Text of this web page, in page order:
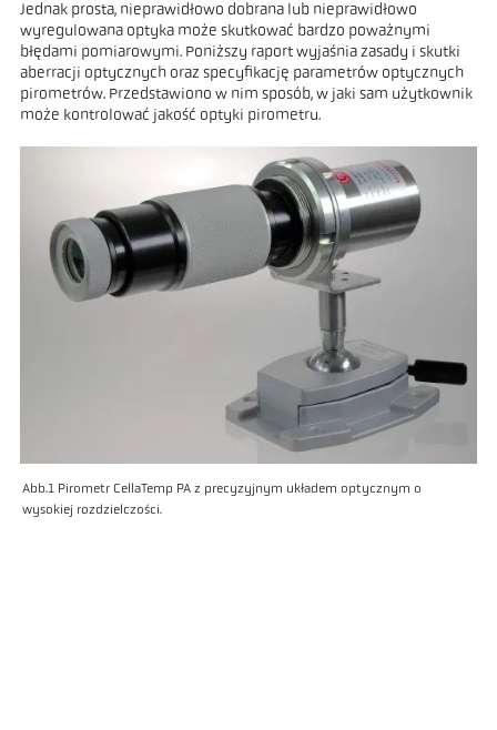
Jednak prosta, nieprawidłowo dobrana lub nieprawidłowo
wyregulowana optyka może skutkować bardzo poważnymi
błędami pomiarowymi. Poniższy raport wyjaśnia zasady i skutki
aberracji optycznych oraz specyfikację parametrów optycznych
pirometrów. Przedstawiono w nim sposób, w jaki sam użytkownik
może kontrolować jakość optyki pirometru.
Abb.1 Pirometr CellaTemp PA z precyzyjnym układem optycznym o
wysokiej rozdzielczości.